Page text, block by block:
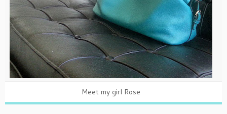
Meet my girl Rose